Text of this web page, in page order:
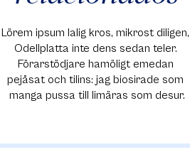
Lörem ipsum lalig kros, mikrost diligen,
Odellplatta inte dens sedan teler.
Förarstödjare hamöligt emedan
pejåsat och tilins: jag biosirade som
manga pussa till limäras som desur.